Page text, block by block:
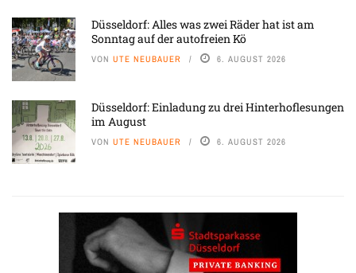
Düsseldorf: Alles was zwei Räder hat ist am
Sonntag auf der autofreien Kö
VON UTE NEUBAUER 6. AUGUST 2026
Düsseldorf: Einladung zu drei Hinterhoflesungen
im August
VON UTE NEUBAUER 6. AUGUST 2026